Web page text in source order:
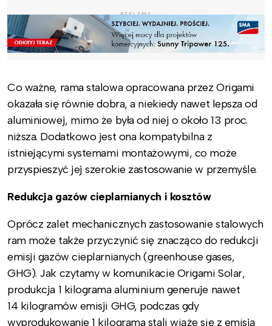
REKLAMA
Co ważne, rama stalowa opracowana przez Origami
okazała się równie dobra, a niekiedy nawet lepsza od
aluminiowej, mimo że była od niej o około 13 proc.
niższa. Dodatkowo jest ona kompatybilna z
istniejącymi systemami montażowymi, co może
przyspieszyć jej szerokie zastosowanie w przemyśle.
Redukcja gazów cieplarnianych i kosztów
Oprócz zalet mechanicznych zastosowanie stalowych
ram może także przyczynić się znacząco do redukcji
emisji gazów cieplarnianych (greenhouse gases,
GHG). Jak czytamy w komunikacie Origami Solar,
produkcja 1 kilograma aluminium generuje nawet
14 kilogramów emisji GHG, podczas gdy
wyprodukowanie 1 kilograma stali wiąże się z emisją